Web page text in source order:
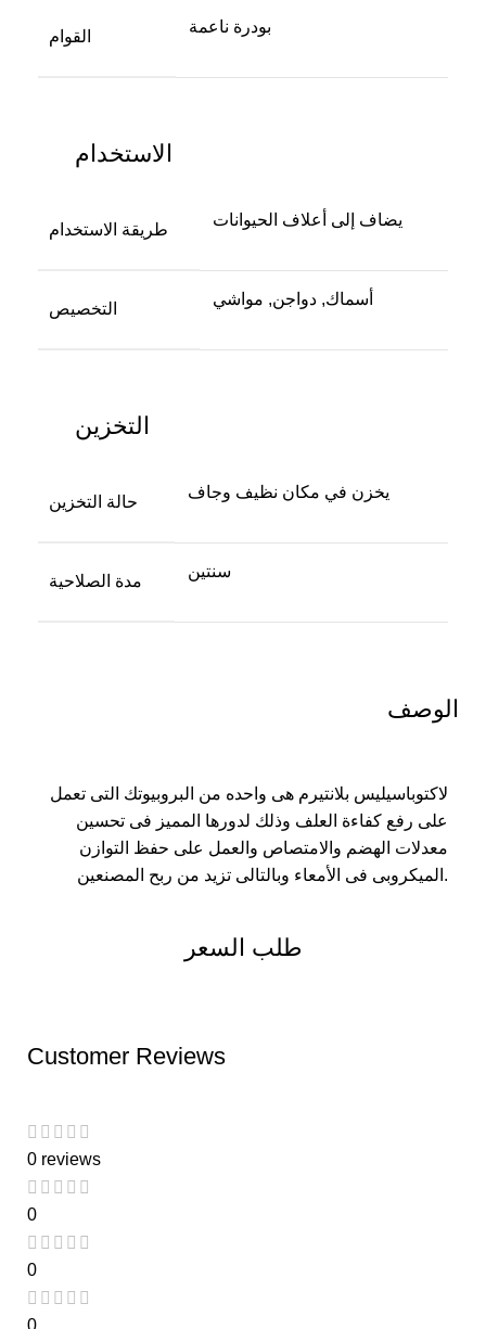
الوصف
لاكتوباسيليس بلانتيرم هى واحده من البروبيوتك التى تعمل
على رفع كفاءة العلف وذلك لدورها المميز فى تحسين
معدلات الهضم والامتصاص والعمل على حفظ التوازن
الميكروبى فى الأمعاء وبالتالى تزيد من ربح المصنعين.
طلب السعر
القوام
بودرة ناعمة
الاستخدام
طريقة الاستخدام
يضاف إلى أعلاف الحيوانات
التخصيص
أسماك, دواجن, مواشي
التخزين
حالة التخزين
يخزن في مكان نظيف وجاف
مدة الصلاحية
سنتين
Customer Reviews
0 reviews
0
0